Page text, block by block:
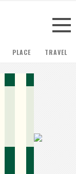
PLACE TRAVEL